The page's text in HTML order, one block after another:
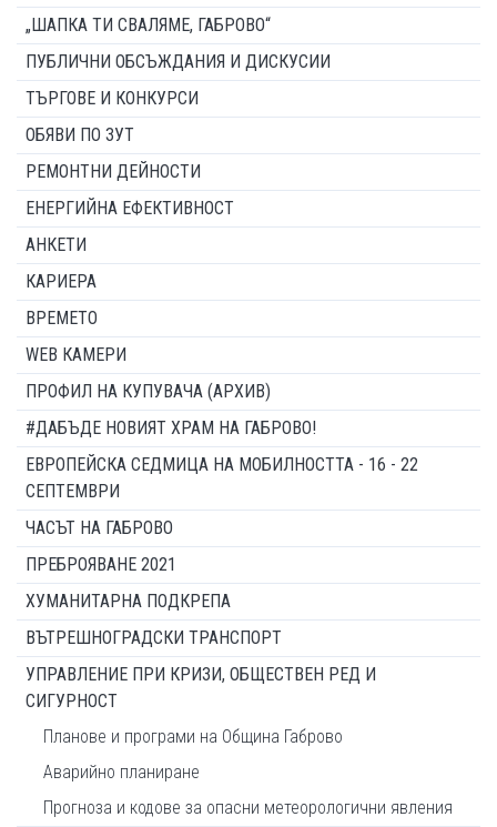
„ШАПКА ТИ СВАЛЯМЕ, ГАБРОВО“
ПУБЛИЧНИ ОБСЪЖДАНИЯ И ДИСКУСИИ
ТЪРГОВЕ И КОНКУРСИ
ОБЯВИ ПО ЗУТ
РЕМОНТНИ ДЕЙНОСТИ
ЕНЕРГИЙНА ЕФЕКТИВНОСТ
АНКЕТИ
КАРИЕРА
ВРЕМЕТО
WEB КАМЕРИ
ПРОФИЛ НА КУПУВАЧА (АРХИВ)
#ДАБЪДЕ НОВИЯТ ХРАМ НА ГАБРОВО!
ЕВРОПЕЙСКА СЕДМИЦА НА МОБИЛНОСТТА - 16 - 22
СЕПТЕМВРИ
ЧАСЪТ НА ГАБРОВО
ПРЕБРОЯВАНЕ 2021
ХУМАНИТАРНА ПОДКРЕПА
ВЪТРЕШНОГРАДСКИ ТРАНСПОРТ
УПРАВЛЕНИЕ ПРИ КРИЗИ, ОБЩЕСТВЕН РЕД И
СИГУРНОСТ
Планове и програми на Община Габрово
Аварийно планиране
Прогноза и кодове за опасни метеорологични явления